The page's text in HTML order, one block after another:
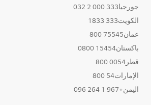
جورجيا333 000 2 032
الكويت333 1833
عمان75545 800
باكستان15454 0800
قطر0054 800
الإمارات54 800
اليمن+967 1 264 096